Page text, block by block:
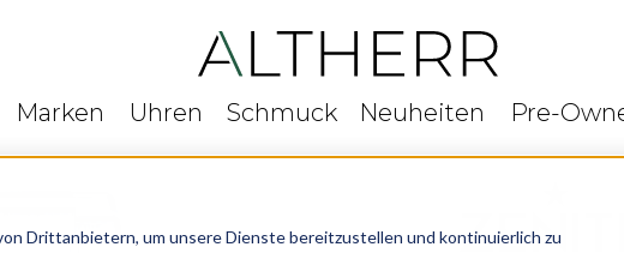
Drittanbietern, um unsere Dienste bereitzustellen und kontinuierlich zu
Marken Uhren Schmuck Neuheiten Pre-